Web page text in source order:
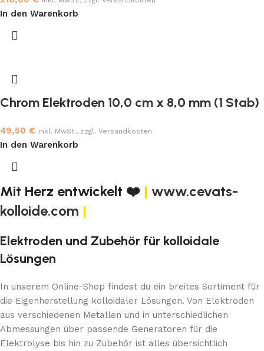
In den Warenkorb
Chrom Elektroden 10,0 cm x 8,0 mm (1 Stab)
49,50 € inkl. MwSt., zzgl. Versandkosten
In den Warenkorb
Mit Herz entwickelt ❤️ | www.cevats-
kolloide.com |
Elektroden und Zubehör für kolloidale
Lösungen
In unserem Online-Shop findest du ein breites Sortiment für
die Eigenherstellung kolloidaler Lösungen. Von Elektroden
aus verschiedenen Metallen und in unterschiedlichen
Abmessungen über passende Generatoren für die
Elektrolyse bis hin zu Zubehör ist alles übersichtlich